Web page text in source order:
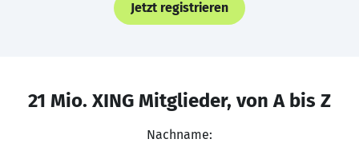
Jetzt registrieren
21 Mio. XING Mitglieder, von A bis Z
Nachname: